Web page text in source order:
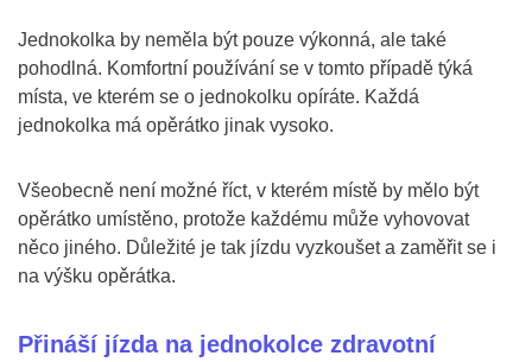
Jednokolka by neměla být pouze výkonná, ale také
pohodlná. Komfortní používání se v tomto případě týká
místa, ve kterém se o jednokolku opíráte. Každá
jednokolka má opěrátko jinak vysoko.
Všeobecně není možné říct, v kterém místě by mělo být
opěrátko umístěno, protože každému může vyhovovat
něco jiného. Důležité je tak jízdu vyzkoušet a zaměřit se i
na výšku opěrátka.
Přináší jízda na jednokolce zdravotní